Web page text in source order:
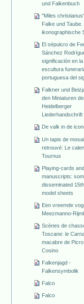
und Falkenbuch
"Miles
Falke und Taube.
ikonographische
El sépulcro de
Sánchez
significación en la
escultura
portuguesa del
Falkner und
den Miniaturen
Heidelberger
Liederhandschrift
De valk in de
Un tapis de
retrouvé: Le
Tournus
Playing-cards and
manuscripts:
disseminated
model sheets
Een vreemde
Meezmanno-
Scènes de
Toscane: le
macabre de
Cosino
Falkenjagd -
Falkensymbolik
Falco
Falco